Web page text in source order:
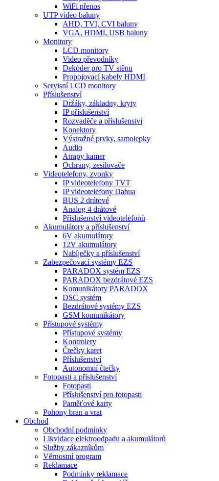
WiFi přenos
UTP video baluny
AHD, TVI, CVI baluny
VGA, HDMI, USB baluny
Monitory
LCD monitory
Video převodníky
Dekóder pro TV stěnu
Propojovací kabely HDMI
Servisní LCD monitory
Příslušenství
Držáky, základny, kryty
IP příslušenství
Rozvaděče a příslušenství
Konektory
Výstražné prvky, samolepky
Audio
Atrapy kamer
Ochrany, zesilovače
Videotelefony, zvonky
IP videotelefony TVT
IP videotelefony Dahua
BUS 2 drátové
Analog 4 drátové
Příslušenství videotelefonů
Akumulátory a příslušenství
6V akumulátory
12V akumulátory
Nabíječky a příslušenství
Zabezpečovací systémy EZS
PARADOX systém EZS
PARADOX bezdrátové EZS
Komunikátory PARADOX
DSC systém
Bezdrátové systémy EZS
GSM komunikátory
Přístupové systémy
Přístupové systémy
Kontrolery
Čtečky karet
Příslušenství
Autonomní čtečky
Fotopasti a příslušenství
Fotopasti
Příslušenství pro fotopasti
Paměťové karty
Pohony bran a vrat
Obchod
Obchodní podmínky
Likvidace elektroodpadu a akumulátorů
Služby zákazníkům
Věrnostní program
Reklamace
Podmínky reklamace